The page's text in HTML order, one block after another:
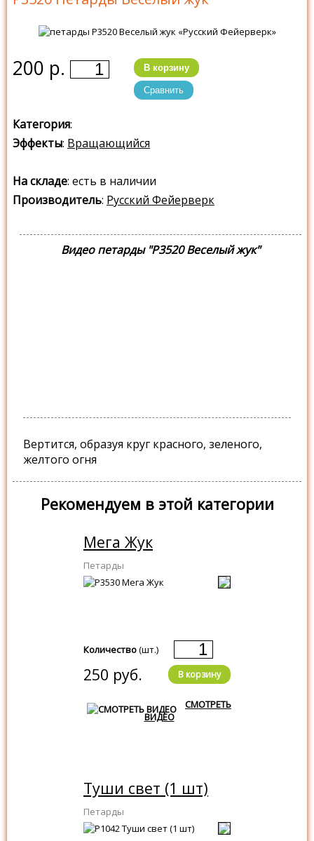
200 р. В корзину
Сравнить
Категория:
Эффекты: Вращающийся
На складе: есть в наличии
Производитель: Русский Фейерверк
Видео петарды "Р3520 Веселый жук"
Вертится, образуя круг красного, зеленого,
желтого огня
Рекомендуем в этой категории
Мега Жук
Петарды
Количество(шт.)
250 руб. В корзину
СМОТРЕТЬ
ВИДЕО
Туши свет (1 шт)
Петарды